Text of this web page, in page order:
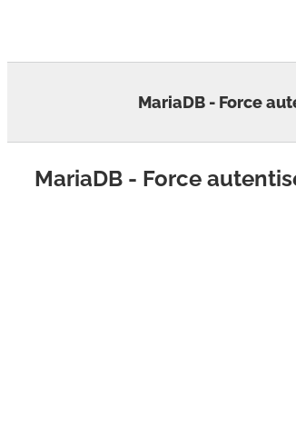
MariaDB - Force
MariaDB - Force